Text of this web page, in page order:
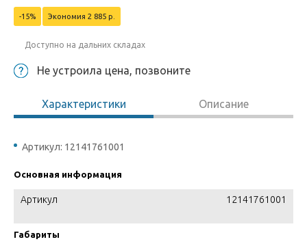
-15% Экономия 2 885 р.
Доступно на дальних складах
Не устроила цена, позвоните
Характеристики Описание
Артикул: 12141761001
Основная информация
Артикул 12141761001
Габариты